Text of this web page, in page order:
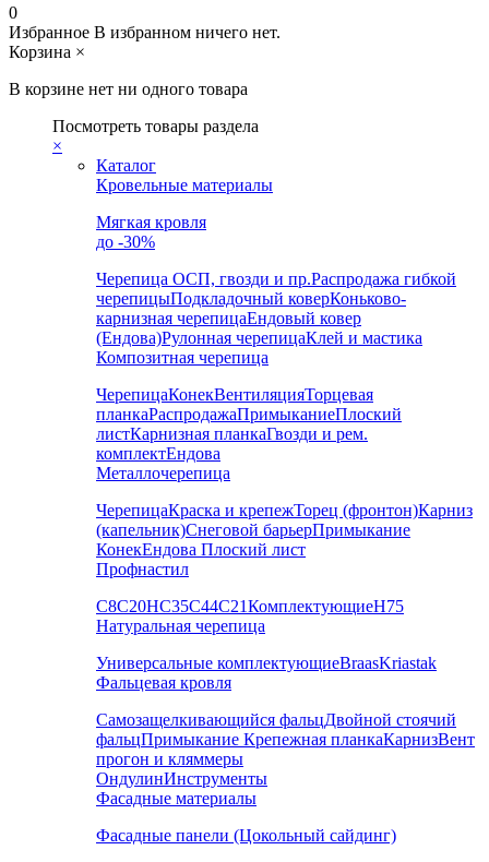
0
Избранное В избранном ничего нет.
Корзина ×
В корзине нет ни одного товара
Посмотреть товары раздела
×
Каталог
Кровельные материалы
Мягкая кровля
до -30%
Черепица ОСП, гвозди и пр.Распродажа гибкой
черепицыПодкладочный коверКоньково-
карнизная черепицаЕндовый ковер
(Ендова)Рулонная черепицаКлей и мастика
Композитная черепица
ЧерепицаКонекВентиляцияТорцевая
планкаРаспродажаПримыканиеПлоский
листКарнизная планкаГвозди и рем.
комплектЕндова
Металлочерепица
ЧерепицаКраска и крепежТорец (фронтон)Карниз
(капельник)Снеговой барьерПримыкание
КонекЕндова Плоский лист
Профнастил
С8С20НС35С44С21КомплектующиеН75
Натуральная черепица
Универсальные комплектующиеBraasKriastak
Фальцевая кровля
Самозащелкивающийся фальцДвойной стоячий
фальцПримыкание Крепежная планкаКарнизВент
прогон и кляммеры
ОндулинИнструменты
Фасадные материалы
Фасадные панели (Цокольный сайдинг)